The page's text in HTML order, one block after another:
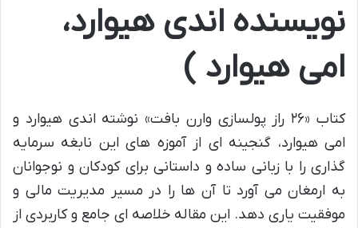
نویسنده اندی هیوارد،
امی هیوارد )
کتاب «۲۶ راز پولسازی وارن بافت» نوشته اندی هیوارد و
امی هیوارد، گنجینه ای از آموزه های این نابغه سرمایه
گذاری را با زبانی ساده و داستانی برای کودکان و نوجوانان
به ارمغان می آورد تا آن ها را در مسیر مدیریت مالی و
موفقیت یاری دهد. این مقاله خلاصه ای جامع و کاربردی از